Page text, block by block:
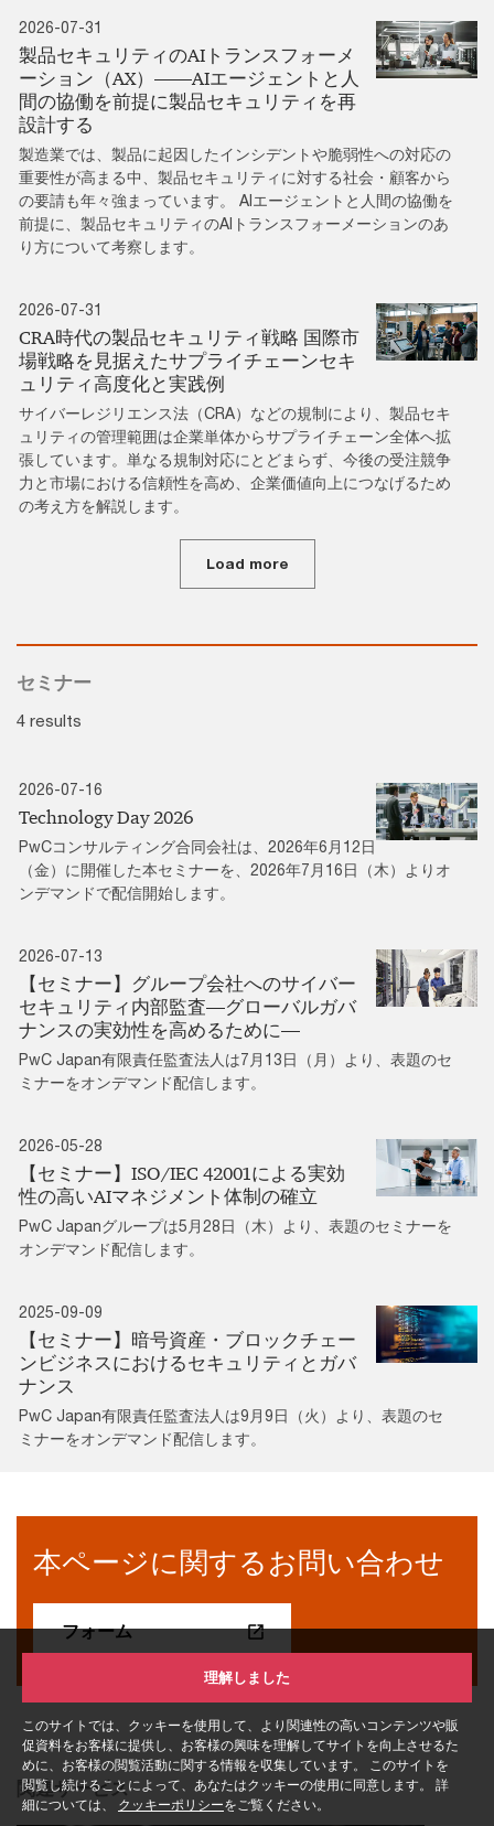
このサイトでは、クッキーを使用して、より関連性の高いコンテンツや販
促資料をお客様に提供し、お客様の興味を理解してサイトを向上させるた
めに、お客様の閲覧活動に関する情報を収集しています。 このサイトを
閲覧し続けることによって、あなたはクッキーの使用に同意します。 詳
細については、 クッキーポリシーをご覧ください。
理解しました
2026-07-31
製品セキュリティのAIトランスフォーメ
ーション（AX）――AIエージェントと人
間の協働を前提に製品セキュリティを再
設計する
製造業では、製品に起因したインシデントや脆弱性への対応の
重要性が高まる中、製品セキュリティに対する社会・顧客から
の要請も年々強まっています。 AIエージェントと人間の協働を
前提に、製品セキュリティのAIトランスフォーメーションのあ
り方について考察します。
2026-07-31
CRA時代の製品セキュリティ戦略 国際市
場戦略を見据えたサプライチェーンセキ
ュリティ高度化と実践例
サイバーレジリエンス法（CRA）などの規制により、製品セキ
ュリティの管理範囲は企業単体からサプライチェーン全体へ拡
張しています。単なる規制対応にとどまらず、今後の受注競争
力と市場における信頼性を高め、企業価値向上につなげるため
の考え方を解説します。
Load more
セミナー
4 results
2026-07-16
Technology Day 2026
PwCコンサルティング合同会社は、2026年6月12日
（金）に開催した本セミナーを、2026年7月16日（木）よりオ
ンデマンドで配信開始します。
2026-07-13
【セミナー】グループ会社へのサイバー
セキュリティ内部監査―グローバルガバ
ナンスの実効性を高めるために―
PwC Japan有限責任監査法人は7月13日（月）より、表題のセ
ミナーをオンデマンド配信します。
2026-05-28
【セミナー】ISO/IEC 42001による実効
性の高いAIマネジメント体制の確立
PwC Japanグループは5月28日（木）より、表題のセミナーを
オンデマンド配信します。
2025-09-09
【セミナー】暗号資産・ブロックチェー
ンビジネスにおけるセキュリティとガバ
ナンス
PwC Japan有限責任監査法人は9月9日（火）より、表題のセ
ミナーをオンデマンド配信します。
本ページに関するお問い合わせ
フォーム
関連サービス